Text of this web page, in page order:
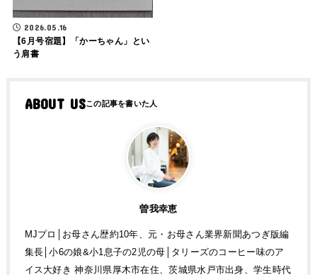
2026.05.16
【6月号宿題】「かーちゃん」とい
う肩書
ABOUT US
曽我幸恵
MJプロ│お母さん歴約10年、元・お母さん業界新聞あつぎ版編
集長│小6の娘&小1息子の2児の母│タリーズのコーヒー味のア
イス大好き 神奈川県厚木市在住、茨城県水戸市出身、学生時代